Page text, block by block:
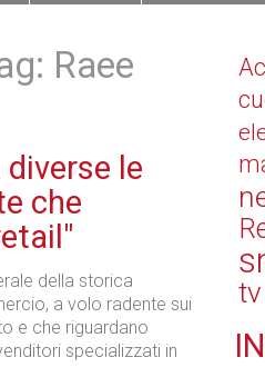
Raee
le
che
della storica
a volo radente sui
e che riguardano
specializzati in
tv
IN